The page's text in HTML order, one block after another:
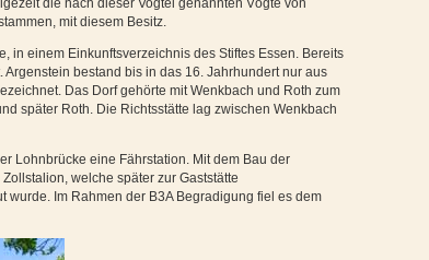
die nach dieser Vogtei genannten Vögte von
mit diesem Besitz.
in einem Einkunftsverzeichnis des Stiftes Essen. Bereits
bestand bis in das 16. Jahrhundert nur aus
Das Dorf gehörte mit Wenkbach und Roth zum
später Roth. Die Richtsstätte lag zwischen Wenkbach
Lohnbrücke eine Fährstation. Mit dem Bau der
welche später zur Gaststätte
wurde. Im Rahmen der B3A Begradigung fiel es dem